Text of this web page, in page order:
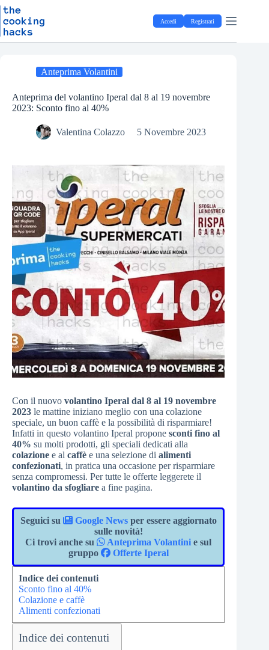
S
t
Salta
al
contenuto
Accedi Registrati
Anteprima Volantini
Anteprima del volantino Iperal dal 8 al 19 novembre
2023: Sconto fino al 40%
Valentina Colazzo 5 Novembre 2023
Con il nuovo volantino Iperal dal 8 al 19 novembre
2023 le mattine iniziano meglio con una colazione
speciale, un buon caffè e la possibilità di risparmiare!
Infatti in questo volantino Iperal propone sconti fino al
40% su molti prodotti, gli speciali dedicati alla
colazione e al caffè e una selezione di alimenti
confezionati, in pratica una occasione per risparmiare
senza compromessi. Per tutte le offerte leggerete il
volantino da sfogliare a fine pagina.
Seguici su Google Newsper essere aggiornato
sulle novità!
Ci trovi anche su
Anteprima Volantini e sul
gruppo
Offerte Iperal
Indice dei contenuti
Sconto fino al 40%
Colazione e caffè
Alimenti confezionati
Indice dei contenuti